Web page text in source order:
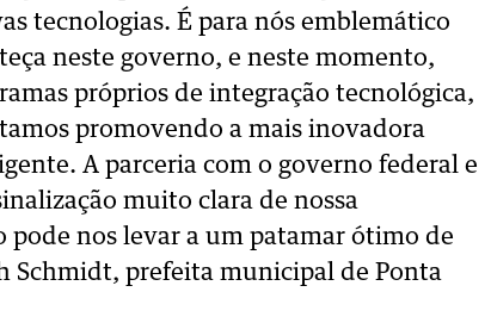
tecnologias. É para nós emblemático
neste governo, e neste momento,
próprios de integração tecnológica,
promovendo a mais inovadora
A parceria com o governo federal e
muito clara de nossa
pode nos levar a um patamar ótimo de
Schmidt, prefeita municipal de Ponta